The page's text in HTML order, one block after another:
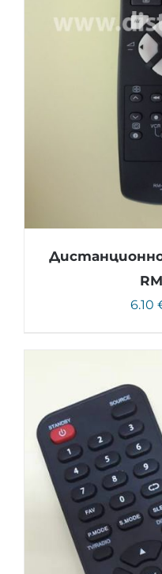
Дистанционно
6.10